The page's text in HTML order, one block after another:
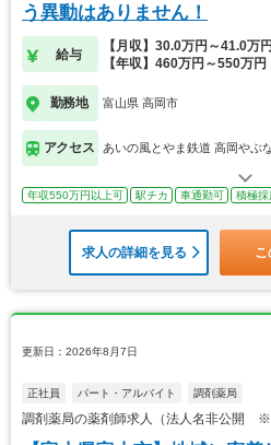
う異動はありません！
給与
【月収】30.0万円～41.0万円
【年収】460万円～550万円
勤務地 富山県 高岡市
アクセス あいの風とやま鉄道 高岡やぶ
年収550万円以上可 駅チカ 車通勤可 積極採
求人の詳細を見る こ
更新日：2026年8月7日
正社員 パート・アルバイト 調剤薬局
調剤薬局の薬剤師求人（法人名非公開 ※